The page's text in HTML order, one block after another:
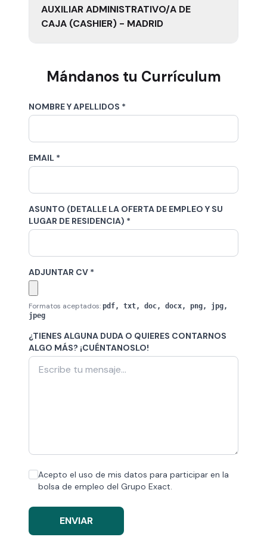
AUXILIAR ADMINISTRATIVO/A DE
CAJA (CASHIER) - MADRID
Mándanos tu Currículum
NOMBRE Y APELLIDOS *
EMAIL *
ASUNTO (DETALLE LA OFERTA DE EMPLEO Y SU
LUGAR DE RESIDENCIA) *
ADJUNTAR CV *
Formatos aceptados: pdf, txt, doc, docx, png, jpg,
jpeg
¿TIENES ALGUNA DUDA O QUIERES CONTARNOS
ALGO MÁS? ¡CUÉNTANOSLO!
Acepto el uso de mis datos para participar en la
bolsa de empleo del Grupo Exact.
ENVIAR